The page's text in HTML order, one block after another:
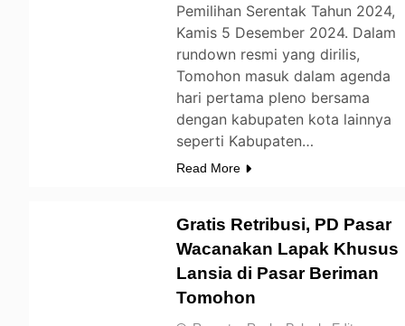
Pemilihan Serentak Tahun 2024,
Kamis 5 Desember 2024. Dalam
rundown resmi yang dirilis,
Tomohon masuk dalam agenda
hari pertama pleno bersama
dengan kabupaten kota lainnya
seperti Kabupaten…
Read More
Gratis Retribusi, PD Pasar
Wacanakan Lapak Khusus
Lansia di Pasar Beriman
Tomohon